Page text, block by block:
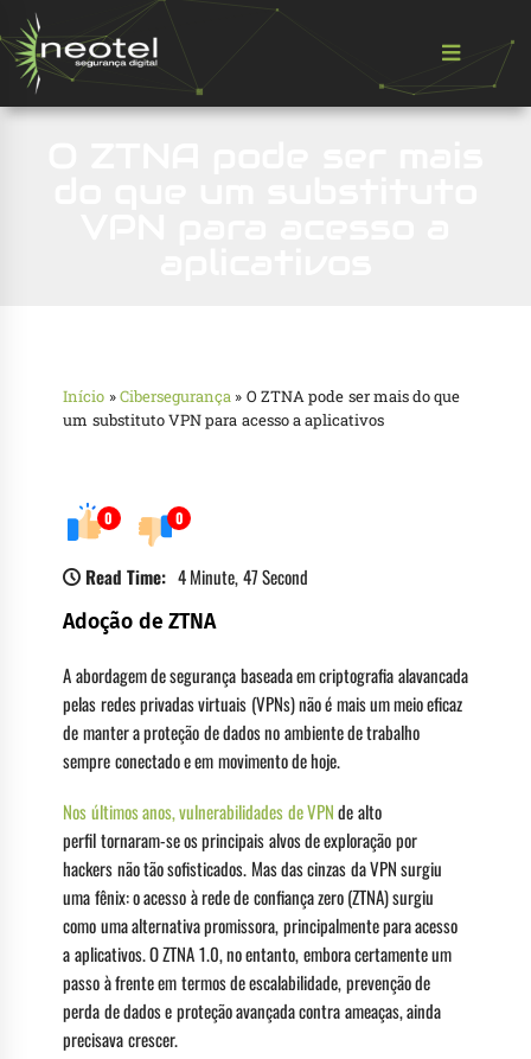
Início »Cibersegurança » O ZTNA pode ser mais do que
um substituto VPN para acesso a aplicativos
0 0
Read Time: 4 Minute, 47 Second
Adoção de ZTNA
A abordagem de segurança baseada em criptografia alavancada
pelas redes privadas virtuais (VPNs) não é mais um meio eficaz
de manter a proteção de dados no ambiente de trabalho
sempre conectado e em movimento de hoje.
Nos últimos anos, vulnerabilidades de VPNde alto
perfil tornaram-se os principais alvos de exploração por
hackers não tão sofisticados. Mas das cinzas da VPN surgiu
uma fênix: o acesso à rede de confiança zero (ZTNA) surgiu
como uma alternativa promissora, principalmente para acesso
a aplicativos. O ZTNA 1.0, no entanto, embora certamente um
passo à frente em termos de escalabilidade, prevenção de
perda de dados e proteção avançada contra ameaças, ainda
precisava crescer.